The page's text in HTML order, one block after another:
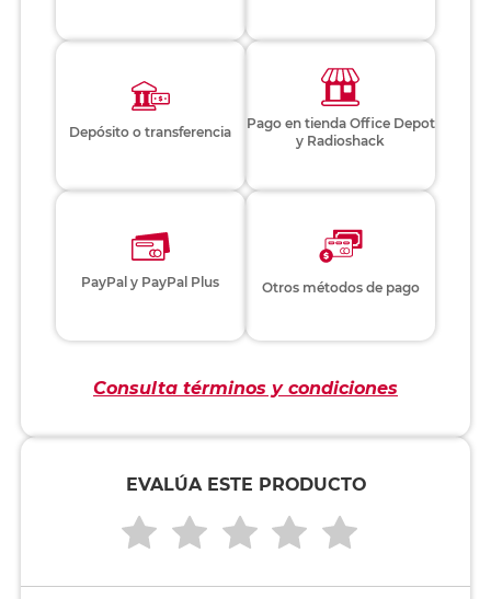
Depósito o transferencia
Pago en tienda Office Depot
y Radioshack
PayPal y PayPal Plus Otros métodos de pago
Consulta términos y condiciones
EVALÚA ESTE PRODUCTO